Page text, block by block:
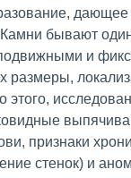
дающее
Камни бывают
и
размеры,
этого,
признаки
стенок) и